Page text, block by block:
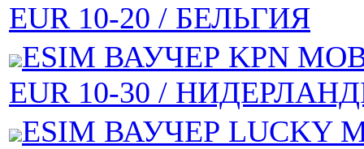
EUR 10-20 / БЕЛЬГИЯ
ESIM ВАУЧЕР KPN
EUR 10-30 /
ESIM ВАУЧЕР LUCKY